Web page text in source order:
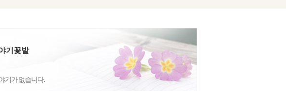
기꽃밭
기가 없습니다.